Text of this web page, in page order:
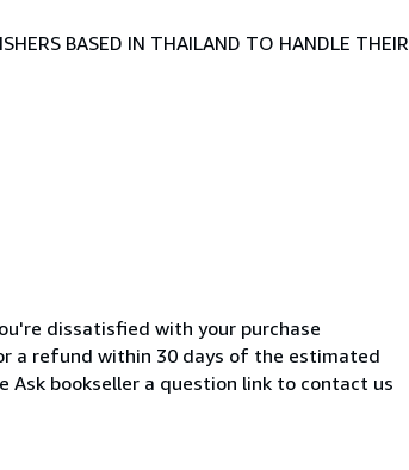
BASED IN THAILAND TO HANDLE THEIR
dissatisfied with your purchase
a refund within 30 days of the estimated
Ask bookseller a question link to contact us